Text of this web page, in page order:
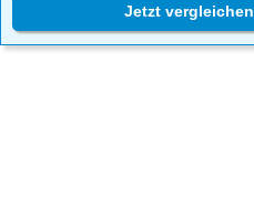
Jetzt vergleichen